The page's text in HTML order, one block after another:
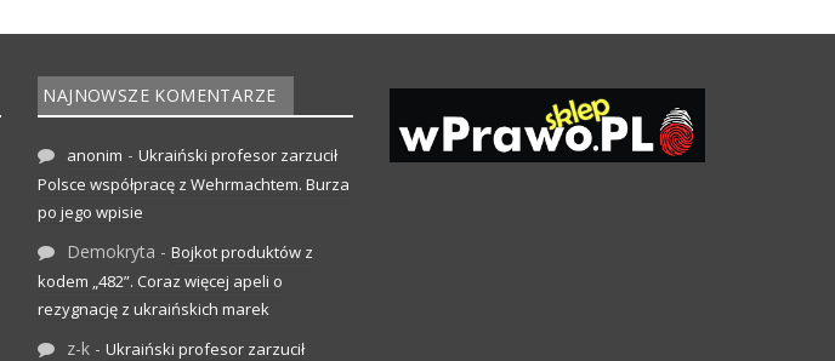
NAJNOWSZE KOMENTARZE
anonim - Ukraiński profesor zarzucił
Polsce współpracę z Wehrmachtem. Burza
po jego wpisie
Demokryta - Bojkot produktów z
kodem „482”. Coraz więcej apeli o
rezygnację z ukraińskich marek
z-k - Ukraiński profesor zarzucił